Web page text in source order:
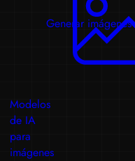
Generar imágenes
Modelos
de IA
para
imágenes